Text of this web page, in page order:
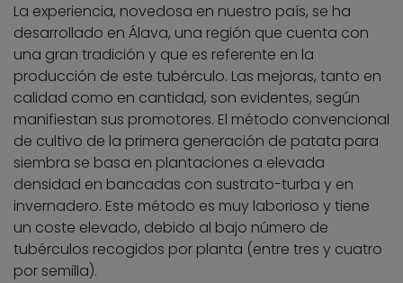
La experiencia, novedosa en nuestro país, se ha
desarrollado en Álava, una región que cuenta con
una gran tradición y que es referente en la
producción de este tubérculo. Las mejoras, tanto en
calidad como en cantidad, son evidentes, según
manifiestan sus promotores. El método convencional
de cultivo de la primera generación de patata para
siembra se basa en plantaciones a elevada
densidad en bancadas con sustrato-turba y en
invernadero. Este método es muy laborioso y tiene
un coste elevado, debido al bajo número de
tubérculos recogidos por planta (entre tres y cuatro
por semilla).